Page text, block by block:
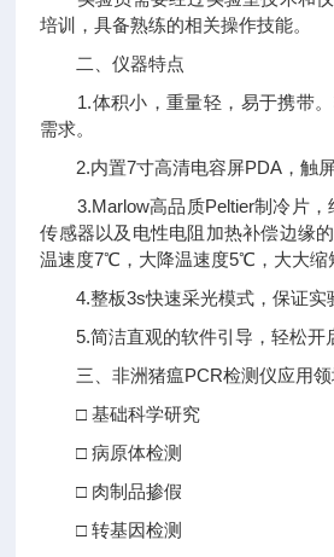
培训，具备熟练的相关操作技能。
二、仪器特点
1.体积小，重量轻，易于携带。
需求。
2.内置7寸高清电容屏PDA，触屏
3.Marlow高品质Peltier制冷片，
传感器以及电性电阻加热补偿边缘
温速度7℃，大降温速度5℃，大大缩
4.整板3s快速采光模式，保证实
5.简洁直观的软件引导，轻松开
三、非洲猪瘟PCR检测仪应用领
□ 基础科学研究
□ 病原体检测
□ 肉制品掺假
□ 转基因检测